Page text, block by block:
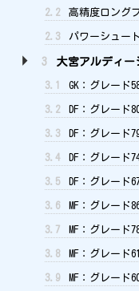
2.2 高精度ロング
2.3 パワーシュート
3 大宮アルディ
3.1 GK：グレード
3.2 DF：グレード
3.3 DF：グレード
3.4 DF：グレード
3.5 DF：グレード
3.6 MF：グレード
3.7 MF：グレード
3.8 MF：グレード
3.9 MF：グレード